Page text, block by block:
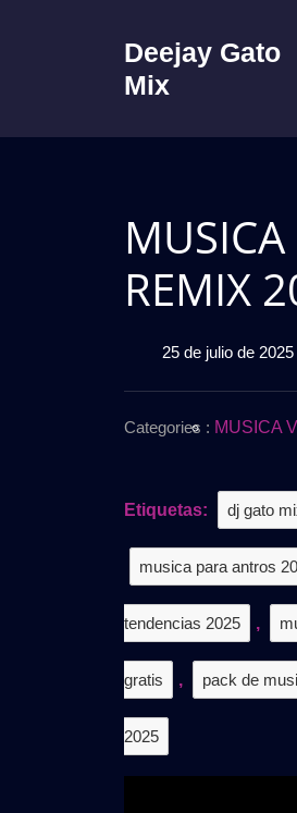
Deejay Gato
Mix
REMIX
25 de julio de 2025
Categories : MUSICA
Etiquetas: dj gato
musica para antros
tendencias 2025 ,
gratis , pack de
2025